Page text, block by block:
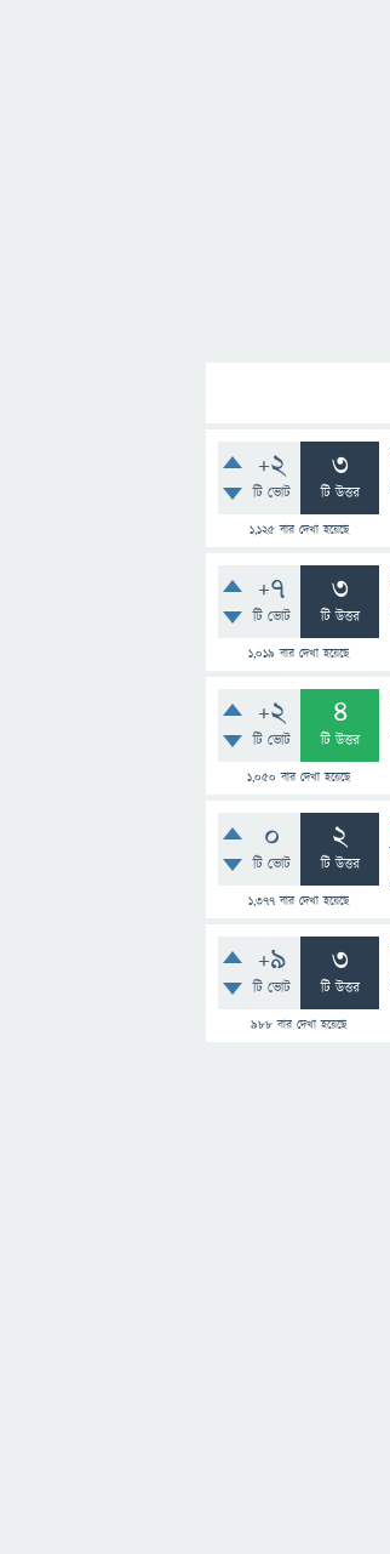
+2
টি ভোট
3
টি উত্তর
1,125বার দেখা হয়েছে
+7
টি ভোট
3
টি উত্তর
1,019 বার দেখা হয়েছে
+2
টি ভোট
4
টি উত্তর
1,050 বার দেখা হয়েছে
0
টি ভোট
2
টি উত্তর
1,377 বার দেখা হয়েছে
+9
টি ভোট
3
টি উত্তর
988 বার দেখা হয়েছে